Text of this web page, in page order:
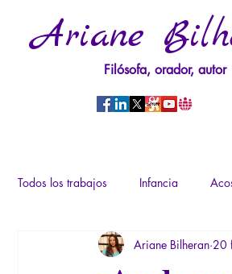
Ariane
Filósofa, orador, autor
Todos los trabajos Infancia
Psicopatología del PoderAriane Bilheran 20